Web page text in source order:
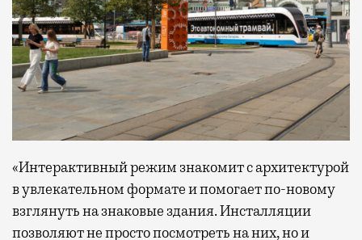
«Интерактивный режим знакомит с архитектурой
в увлекательном формате и помогает по-новому
взглянуть на знаковые здания. Инсталляции
позволяют не просто посмотреть на них, но и